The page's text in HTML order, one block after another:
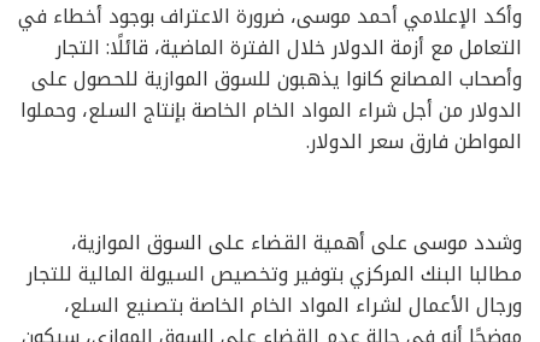
وأكد الإعلامي أحمد موسى، ضرورة الاعتراف بوجود أخطاء في
التعامل مع أزمة الدولار خلال الفترة الماضية، قائلًا: التجار
وأصحاب المصانع كانوا يذهبون للسوق الموازية للحصول على
الدولار من أجل شراء المواد الخام الخاصة بإنتاج السلع، وحملوا
المواطن فارق سعر الدولار.
وشدد موسى على أهمية القضاء على السوق الموازية،
مطالبا البنك المركزي بتوفير وتخصيص السيولة المالية للتجار
ورجال الأعمال لشراء المواد الخام الخاصة بتصنيع السلع،